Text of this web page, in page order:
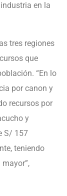
en la
tres regiones
que
“En lo
por canon y
recursos por
y
S/ 157
teniendo